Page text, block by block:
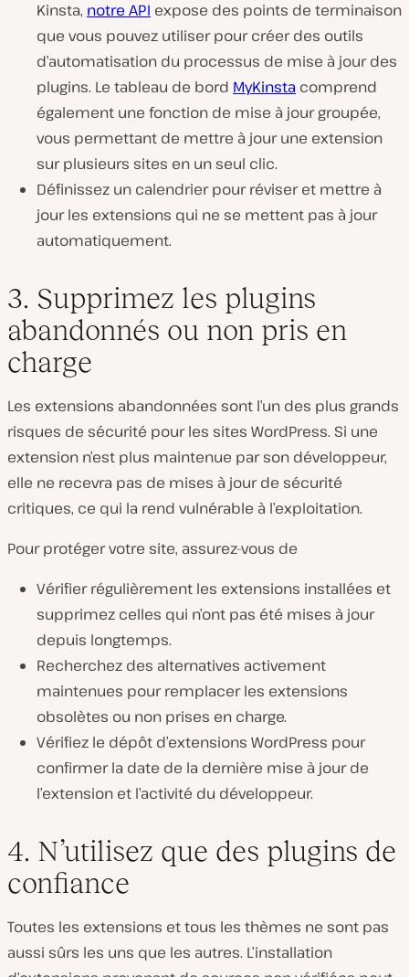
Kinsta, notre API expose des points de terminaison
que vous pouvez utiliser pour créer des outils
d’automatisation du processus de mise à jour des
plugins. Le tableau de bord MyKinsta comprend
également une fonction de mise à jour groupée,
vous permettant de mettre à jour une extension
sur plusieurs sites en un seul clic.
Définissez un calendrier pour réviser et mettre à
jour les extensions qui ne se mettent pas à jour
automatiquement.
3. Supprimez les plugins
abandonnés ou non pris en
charge
Les extensions abandonnées sont l’un des plus grands
risques de sécurité pour les sites WordPress. Si une
extension n’est plus maintenue par son développeur,
elle ne recevra pas de mises à jour de sécurité
critiques, ce qui la rend vulnérable à l’exploitation.
Pour protéger votre site, assurez-vous de
Vérifier régulièrement les extensions installées et
supprimez celles qui n’ont pas été mises à jour
depuis longtemps.
Recherchez des alternatives activement
maintenues pour remplacer les extensions
obsolètes ou non prises en charge.
Vérifiez le dépôt d’extensions WordPress pour
confirmer la date de la dernière mise à jour de
l’extension et l’activité du développeur.
4. N’utilisez que des plugins de
confiance
Toutes les extensions et tous les thèmes ne sont pas
aussi sûrs les uns que les autres. L’installation